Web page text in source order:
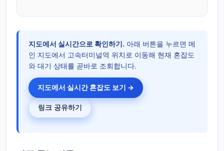
지도에서 실시간으로 확인하기. 아래 버튼을 누르면 메
인 지도에서 고속터미널역 위치로 이동해 현재 혼잡도
와 대기 상태를 곧바로 조회합니다.
지도에서 실시간 혼잡도 보기 →
링크 공유하기